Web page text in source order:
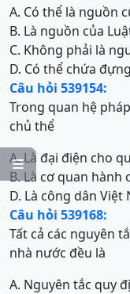

A. Có thể là nguồn
B. Là nguồn của
C. Không phải là
D. Có thể chứa
Câu hỏi 539154:
Trong quan hệ
chủ thể
A. Là đại điện cho
B. Là cơ quan hành
D. Là công dân Việt
Câu hỏi 539168:
Tất cả các nguyên
nhà nước đều là
A. Nguyên tắc quy